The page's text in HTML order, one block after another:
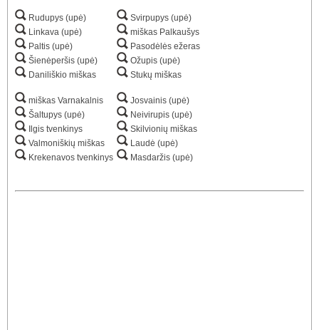
Rudupys (upė)
Linkava (upė)
Paltis (upė)
Šienėperšis (upė)
Daniliškio miškas
miškas Varnakalnis
Šaltupys (upė)
Ilgis tvenkinys
Valmoniškių miškas
Krekenavos tvenkinys
Svirpupys (upė)
miškas Palkaušys
Pasodėlės ežeras
Ožupis (upė)
Stukų miškas
Josvainis (upė)
Neivirupis (upė)
Skilvionių miškas
Laudė (upė)
Masdaržis (upė)